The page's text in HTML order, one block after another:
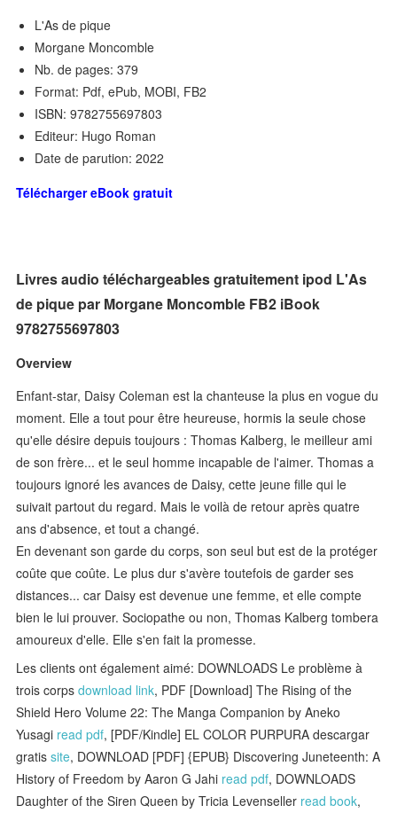
L'As de pique
Morgane Moncomble
Nb. de pages: 379
Format: Pdf, ePub, MOBI, FB2
ISBN: 9782755697803
Editeur: Hugo Roman
Date de parution: 2022
Télécharger eBook gratuit
Livres audio téléchargeables gratuitement ipod L'As
de pique par Morgane Moncomble FB2 iBook
9782755697803
Overview
Enfant-star, Daisy Coleman est la chanteuse la plus en vogue du
moment. Elle a tout pour être heureuse, hormis la seule chose
qu'elle désire depuis toujours : Thomas Kalberg, le meilleur ami
de son frère... et le seul homme incapable de l'aimer. Thomas a
toujours ignoré les avances de Daisy, cette jeune fille qui le
suivait partout du regard. Mais le voilà de retour après quatre
ans d'absence, et tout a changé.
En devenant son garde du corps, son seul but est de la protéger
coûte que coûte. Le plus dur s'avère toutefois de garder ses
distances... car Daisy est devenue une femme, et elle compte
bien le lui prouver. Sociopathe ou non, Thomas Kalberg tombera
amoureux d'elle. Elle s'en fait la promesse.
Les clients ont également aimé: DOWNLOADS Le problème à
trois corpsdownload link, PDF [Download] The Rising of the
Shield Hero Volume 22: The Manga Companion by Aneko
Yusagi read pdf, [PDF/Kindle] EL COLOR PURPURA descargar
gratissite, DOWNLOAD [PDF] {EPUB} Discovering Juneteenth: A
History of Freedom by Aaron G Jahi read pdf, DOWNLOADS
Daughter of the Siren Queen by Tricia Levenseller read book,